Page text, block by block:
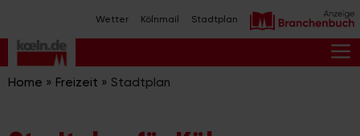
Inhalt
springen
Wetter Kölnmail Stadtplan
Home » Freizeit » Stadtplan